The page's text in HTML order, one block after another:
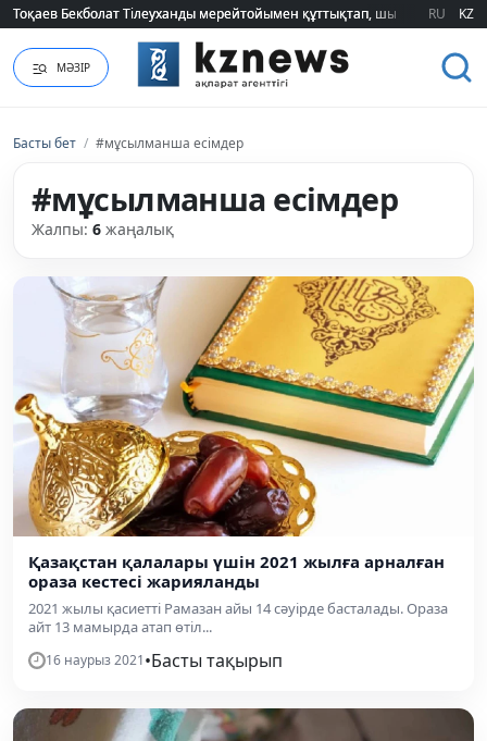
Тоқаев Бекболат Тілеуханды мерейтойымен құттықтап, шығармашылық
Тоқаев Бекболат Тілеуханды мерейтойымен құттықтап, шығармашылық
RU KZ
МӘЗІР
Басты бет / #мұсылманша есімдер
#мұсылманша есімдер
Жалпы: 6 жаңалық
Қазақстан қалалары үшін 2021 жылға арналған
ораза кестесі жарияланды
2021 жылы қасиетті Рамазан айы 14 сәуірде басталады. Ораза
айт 13 мамырда атап өтіл...
16 наурыз 2021•Басты тақырып